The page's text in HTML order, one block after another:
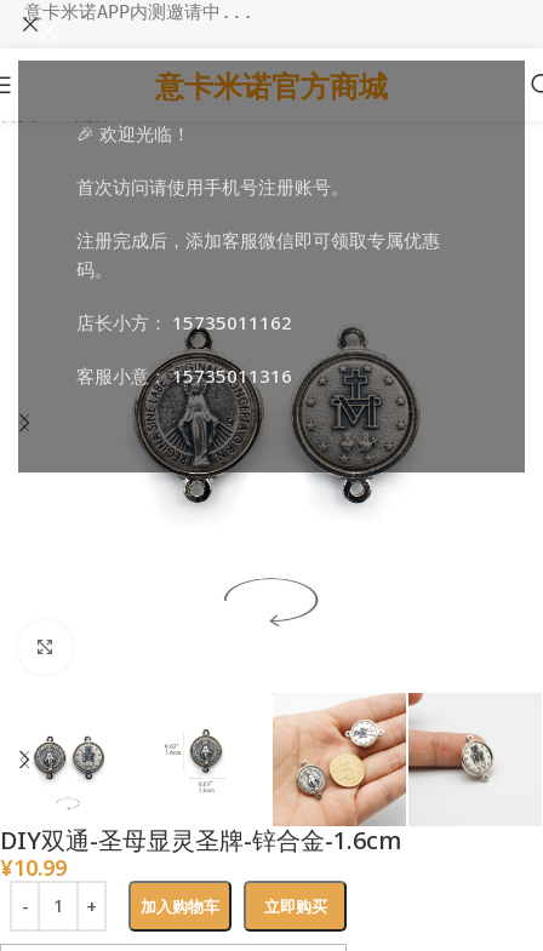
🎉 欢迎光临！
首次访问请使用手机号注册账号。
注册完成后，添加客服微信即可领取专属优惠
码。
店长小方： 15735011162
客服小意：15735011316
意卡米诺APP内测邀请中...
意卡米诺官方商城
DIY双通-圣母显灵圣牌-锌合金-1.6cm
¥10.99
加入购物车 立即购买